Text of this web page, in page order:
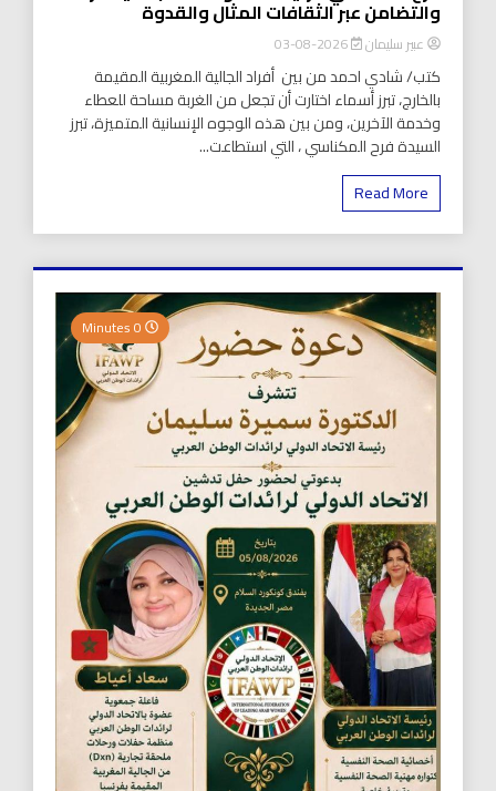
والتضامن عبر الثقافات المثال والقدوة
عبير سليمان 2026-08-03
كتب/ شادي احمد من بين أفراد الجالية المغربية المقيمة
بالخارج، تبرز أسماء اختارت أن تجعل من الغربة مساحة للعطاء
وخدمة الآخرين، ومن بين هذه الوجوه الإنسانية المتميزة، تبرز
السيدة فرح المكناسي ، التي استطاعت...
Read More